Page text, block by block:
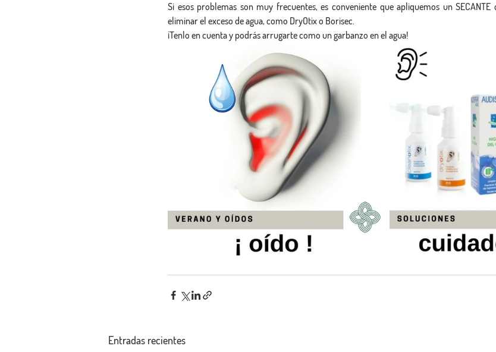
Si esos problemas son muy frecuentes, es conveniente que apliquemos un
eliminar el exceso de agua, como DryOtix o Borisec.
¡Tenlo en cuenta y podrás arrugarte como un garbanzo en el agua!
Entradas recientes